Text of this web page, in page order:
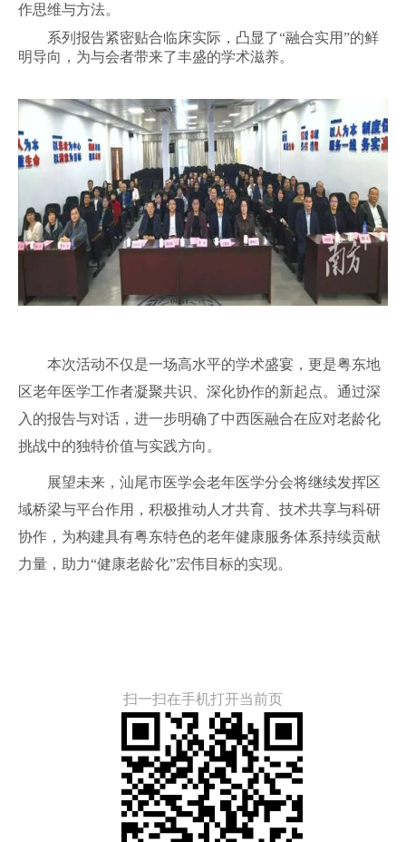
作思维与方法。
系列报告紧密贴合临床实际，凸显了“融合实用”的鲜
明导向，为与会者带来了丰盛的学术滋养。
本次活动不仅是一场高水平的学术盛宴，更是粤东地
区老年医学工作者凝聚共识、深化协作的新起点。通过深
入的报告与对话，进一步明确了中西医融合在应对老龄化
挑战中的独特价值与实践方向。
展望未来，汕尾市医学会老年医学分会将继续发挥区
域桥梁与平台作用，积极推动人才共育、技术共享与科研
协作，为构建具有粤东特色的老年健康服务体系持续贡献
力量，助力“健康老龄化”宏伟目标的实现。
扫一扫在手机打开当前页